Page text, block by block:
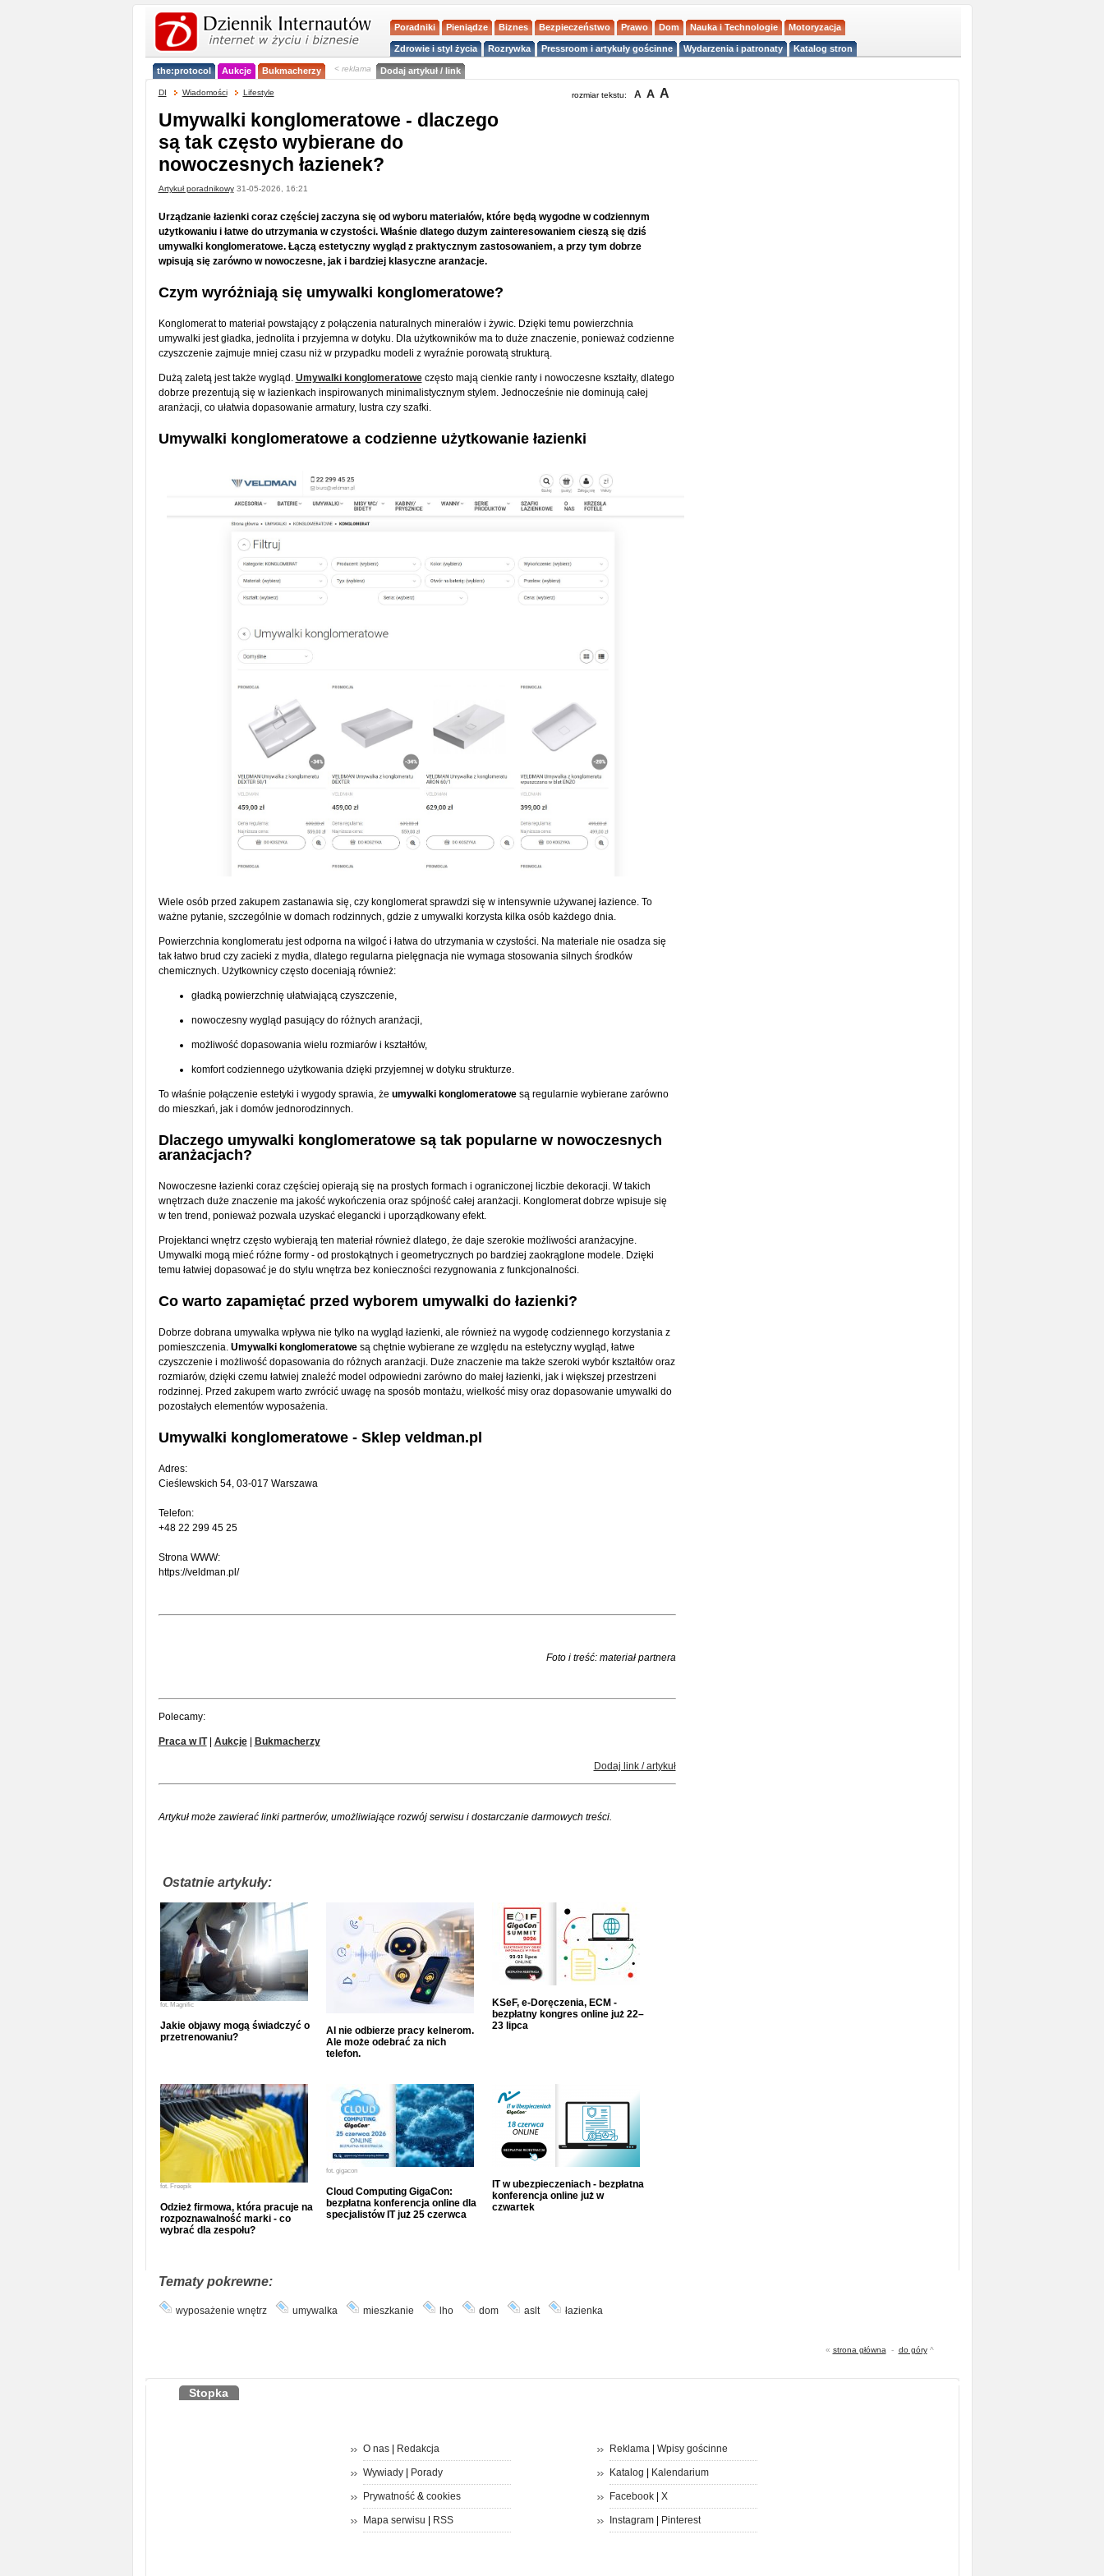
Poradniki Pieniądze Biznes Bezpieczeństwo Prawo Dom Nauka i Technologie Motoryzacja
Zdrowie i styl życia Rozrywka Pressroom i artykuły gościnne Wydarzenia i patronaty Katalog stron
the:protocol Aukcje Bukmacherzy < reklama Dodaj artykuł / link
DI Wiadomości Lifestyle rozmiar tekstu: A A A
Umywalki konglomeratowe - dlaczego
są tak często wybierane do
nowoczesnych łazienek?
Artykuł poradnikowy31-05-2026, 16:21
Urządzanie łazienki coraz częściej zaczyna się od wyboru materiałów, które będą wygodne w codziennym
użytkowaniu i łatwe do utrzymania w czystości. Właśnie dlatego dużym zainteresowaniem cieszą się dziś
umywalki konglomeratowe. Łączą estetyczny wygląd z praktycznym zastosowaniem, a przy tym dobrze
wpisują się zarówno w nowoczesne, jak i bardziej klasyczne aranżacje.
Czym wyróżniają się umywalki konglomeratowe?
Konglomerat to materiał powstający z połączenia naturalnych minerałów i żywic. Dzięki temu powierzchnia
umywalki jest gładka, jednolita i przyjemna w dotyku. Dla użytkowników ma to duże znaczenie, ponieważ codzienne
czyszczenie zajmuje mniej czasu niż w przypadku modeli z wyraźnie porowatą strukturą.
Dużą zaletą jest także wygląd. Umywalki konglomeratoweczęsto mają cienkie ranty i nowoczesne kształty, dlatego
dobrze prezentują się w łazienkach inspirowanych minimalistycznym stylem. Jednocześnie nie dominują całej
aranżacji, co ułatwia dopasowanie armatury, lustra czy szafki.
Umywalki konglomeratowe a codzienne użytkowanie łazienki
Wiele osób przed zakupem zastanawia się, czy konglomerat sprawdzi się w intensywnie używanej łazience. To
ważne pytanie, szczególnie w domach rodzinnych, gdzie z umywalki korzysta kilka osób każdego dnia.
Powierzchnia konglomeratu jest odporna na wilgoć i łatwa do utrzymania w czystości. Na materiale nie osadza się
tak łatwo brud czy zacieki z mydła, dlatego regularna pielęgnacja nie wymaga stosowania silnych środków
chemicznych. Użytkownicy często doceniają również:
gładką powierzchnię ułatwiającą czyszczenie,
nowoczesny wygląd pasujący do różnych aranżacji,
możliwość dopasowania wielu rozmiarów i kształtów,
komfort codziennego użytkowania dzięki przyjemnej w dotyku strukturze.
To właśnie połączenie estetyki i wygody sprawia, że umywalki konglomeratowesą regularnie wybierane zarówno
do mieszkań, jak i domów jednorodzinnych.
Dlaczego umywalki konglomeratowe są tak popularne w nowoczesnych
aranżacjach?
Nowoczesne łazienki coraz częściej opierają się na prostych formach i ograniczonej liczbie dekoracji. W takich
wnętrzach duże znaczenie ma jakość wykończenia oraz spójność całej aranżacji. Konglomerat dobrze wpisuje się
w ten trend, ponieważ pozwala uzyskać elegancki i uporządkowany efekt.
Projektanci wnętrz często wybierają ten materiał również dlatego, że daje szerokie możliwości aranżacyjne.
Umywalki mogą mieć różne formy - od prostokątnych i geometrycznych po bardziej zaokrąglone modele. Dzięki
temu łatwiej dopasować je do stylu wnętrza bez konieczności rezygnowania z funkcjonalności.
Co warto zapamiętać przed wyborem umywalki do łazienki?
Dobrze dobrana umywalka wpływa nie tylko na wygląd łazienki, ale również na wygodę codziennego korzystania z
pomieszczenia. Umywalki konglomeratowesą chętnie wybierane ze względu na estetyczny wygląd, łatwe
czyszczenie i możliwość dopasowania do różnych aranżacji. Duże znaczenie ma także szeroki wybór kształtów oraz
rozmiarów, dzięki czemu łatwiej znaleźć model odpowiedni zarówno do małej łazienki, jak i większej przestrzeni
rodzinnej. Przed zakupem warto zwrócić uwagę na sposób montażu, wielkość misy oraz dopasowanie umywalki do
pozostałych elementów wyposażenia.
Umywalki konglomeratowe - Sklep veldman.pl
Adres:
Cieślewskich 54, 03-017 Warszawa
Telefon:
+48 22 299 45 25
Strona WWW:
https://veldman.pl/
Foto i treść: materiał partnera
Polecamy:
Praca w IT| Aukcje| Bukmacherzy
Dodaj link / artykuł
Artykuł może zawierać linki partnerów, umożliwiające rozwój serwisu i dostarczanie darmowych treści.
Ostatnie artykuły:
fot. Magnific
Jakie objawy mogą świadczyć o
przetrenowaniu?
AI nie odbierze pracy kelnerom.
Ale może odebrać za nich
telefon.
KSeF, e-Doręczenia, ECM -
bezpłatny kongres online już 22–
23 lipca
fot. Freepik
Odzież firmowa, która pracuje na
rozpoznawalność marki - co
wybrać dla zespołu?
fot. gigacon
Cloud Computing GigaCon:
bezpłatna konferencja online dla
specjalistów IT już 25 czerwca
IT w ubezpieczeniach - bezpłatna
konferencja online już w
czwartek
Tematy pokrewne:
wyposażenie wnętrz umywalka mieszkanie lho dom aslt łazienka
« strona główna- do góry^
Stopka
O nas| Redakcja
Wywiady| Porady
Prywatność& cookies
Mapa serwisu RSS
Reklama| Wpisy gościnne
Katalog Kalendarium
Facebook| X
Instagram| Pinterest